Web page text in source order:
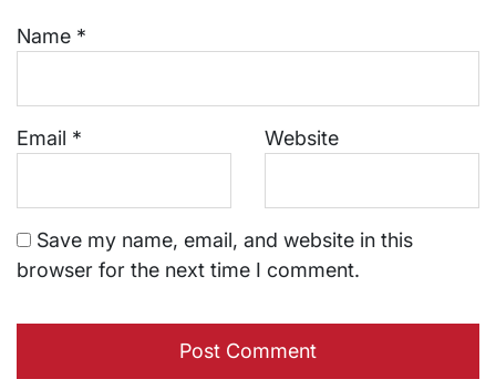
Name *
Email * Website
Save my name, email, and website in this
browser for the next time I comment.